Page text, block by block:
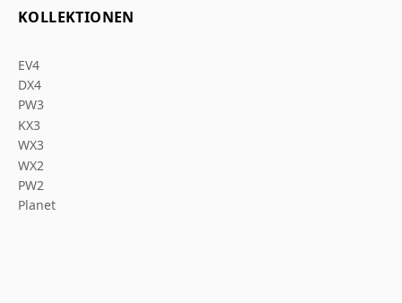
KOLLEKTIONEN
EV4
DX4
PW3
KX3
WX3
WX2
PW2
Planet